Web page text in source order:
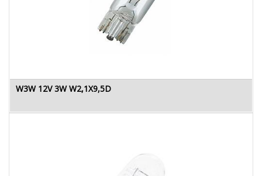
W3W 12V 3W W2,1X9,5D